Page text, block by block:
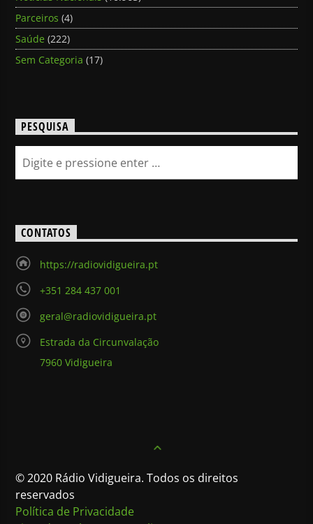
Parceiros (4)
Saúde (222)
Sem Categoria (17)
PESQUISA
CONTATOS
https://radiovidigueira.pt
+351 284 437 001
geral@radiovidigueira.pt
Estrada da Circunvalação
7960 Vidigueira
© 2020 Rádio Vidigueira. Todos os direitos
reservados
Política de Privacidade